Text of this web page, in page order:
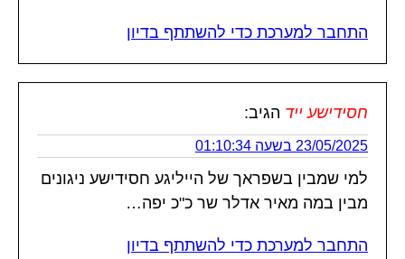
התחבר למערכת כדי להשתתף בדיון
חסידישע ייד הגיב:
23/05/2025 בשעה 01:10:34
למי שמבין בשפראך של הייליגע חסידישע ניגונים
מבין במה מאיר אדלר שר כ"כ יפה…
התחבר למערכת כדי להשתתף בדיון